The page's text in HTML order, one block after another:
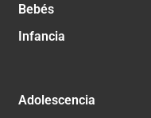
Bebés
Infancia
Adolescencia